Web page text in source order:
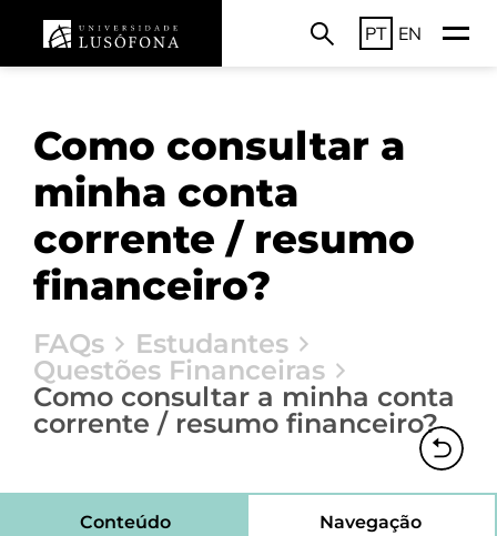
PT EN
Como consultar a
minha conta
corrente / resumo
financeiro?
FAQs
Estudantes
Questões Financeiras
Como consultar a minha conta
corrente / resumo financeiro?
Conteúdo Navegação